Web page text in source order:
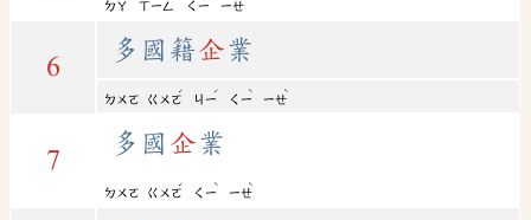
ㄉㄚ ㄒㄧㄥ ㄑㄧ ㄧㄝ
6
多國籍企業
ㄉㄨㄛ ㄍㄨㄛ
ˊ
ㄐㄧ
ˊ
ㄑㄧ
ˋ
ㄧㄝ
ˋ
7
多國 企業
ㄉㄨㄛ ㄍㄨㄛ
ˊ
ㄑㄧ
ˋ
ㄧㄝ
ˋ